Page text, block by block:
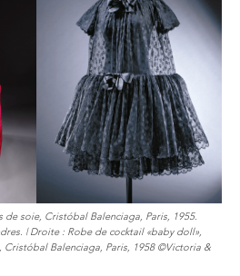
de soie, Cristóbal Balenciaga, Paris, 1955.
| Droite : Robe de cocktail «baby doll»,
Cristóbal Balenciaga, Paris, 1958 ©Victoria &